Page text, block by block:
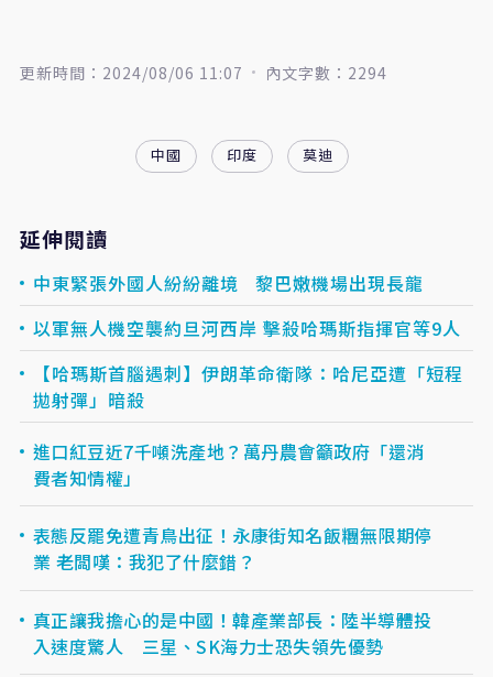
更新時間：2024/08/06 11:07 內文字數：2294
中國 印度 莫迪
延伸閱讀
中東緊張外國人紛紛離境 黎巴嫩機場出現長龍
以軍無人機空襲約旦河西岸 擊殺哈瑪斯指揮官等9人
【哈瑪斯首腦遇刺】伊朗革命衛隊：哈尼亞遭「短程
拋射彈」暗殺
進口紅豆近7千噸洗產地？萬丹農會籲政府「還消
費者知情權」
表態反罷免遭青鳥出征！永康街知名飯糰無限期停
業 老闆嘆：我犯了什麼錯？
真正讓我擔心的是中國！韓產業部長：陸半導體投
入速度驚人 三星、SK海力士恐失領先優勢